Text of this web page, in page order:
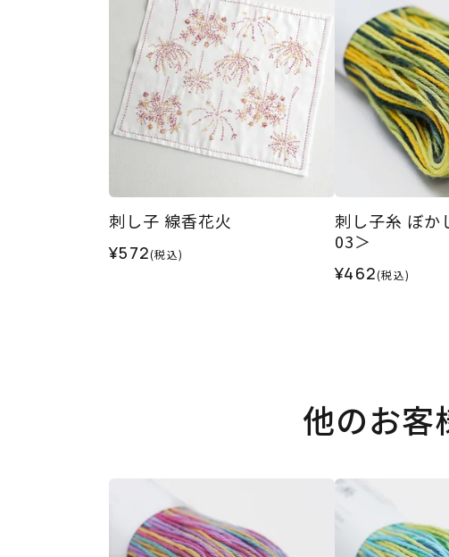
刺し子 線香花火
¥572(税込)
刺し子糸 ぼか
03＞
¥462(税込)
他のお客